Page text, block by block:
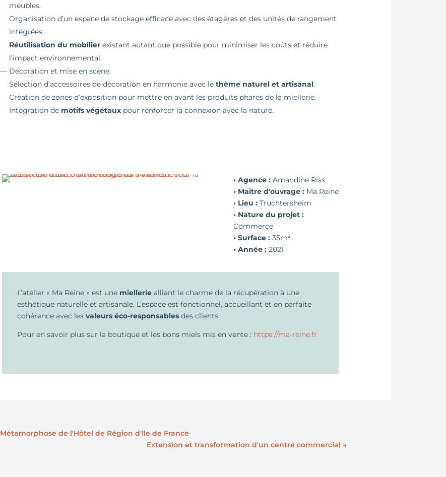
meubles.
Organisation d’un espace de stockage efficace avec des étagères et des unités de rangement
intégrées.
Réutilisation du mobilierexistant autant que possible pour minimiser les coûts et réduire
l’impact environnemental.
Décoration et mise en scène
Sélection d’accessoires de décoration en harmonie avec le thème naturel et artisanal.
Création de zones d’exposition pour mettre en avant les produits phares de la miellerie.
Intégration de motifs végétauxpour renforcer la connexion avec la nature.
• Agence : Amandine Riss
• Maitre d'ouvrage : Ma Reine
• Lieu : Truchtersheim
• Nature du projet :
Commerce
• Surface : 35m²
• Année : 2021
L’atelier « Ma Reine » est unemielleriealliant le charme de la récupération à une
esthétique naturelle et artisanale. L’espace est fonctionnel, accueillant et en parfaite
cohérence avec lesvaleurs éco-responsablesdes clients.
Pour en savoir plus sur la boutique et les bons miels mis en vente : https://ma-reine.fr
Métamorphose de l'Hôtel de Région d'Ile de France
Extension et transformation d'un centre commercial →